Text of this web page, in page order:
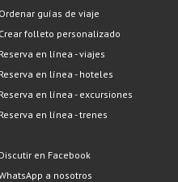
Ordenar guías de viaje
Crear folleto personalizado
Reserva en línea - viajes
Reserva en línea - hoteles
Reserva en línea - excursiones
Reserva en línea - trenes
Discutir en Facebook
a nosotros